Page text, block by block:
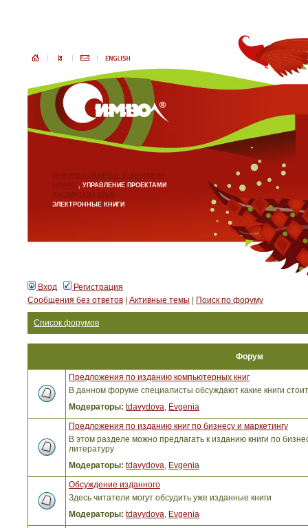
ИНФОРМАЦИОННЫЕ ТЕХНОЛОГИИ
БИЗНЕС, УПРАВЛЕНИЕ ПРОЕКТАМИ
АНГЛИЙСКИЙ ЯЗЫК
ЭЛЕКТРОННЫЕ КНИГИ
Вход
Регистрация
Сообщения без ответов
Активные темы Поиск по форуму
Список форумов
Форум
Предложения по изданию компьютерных книг
В данном форуме специалисты обсуждают какие книги
Модераторы: tdavydova, Evgenia
Предложения по изданию книг по бизнесу и маркетингу
В этом разделе можно предлагать к изданию книги по
литературу
Модераторы: tdavydova, Evgenia
Обсуждение изданного
Здесь читатели могут обсудить уже изданные книги
Модераторы: tdavydova, Evgenia